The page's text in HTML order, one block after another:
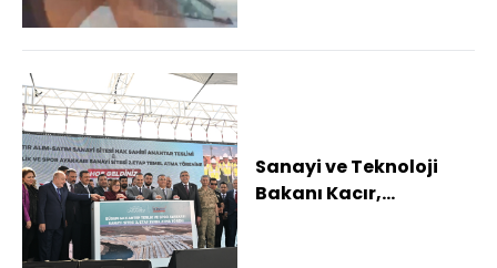
Sanayi ve Teknoloji
Bakanı Kacır,